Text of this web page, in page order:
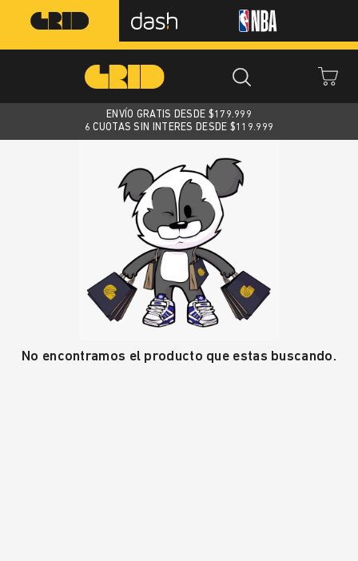
ENVÍO GRATIS DESDE $179.999
6 CUOTAS SIN INTERES DESDE $119.999
No encontramos el producto que estas buscando.